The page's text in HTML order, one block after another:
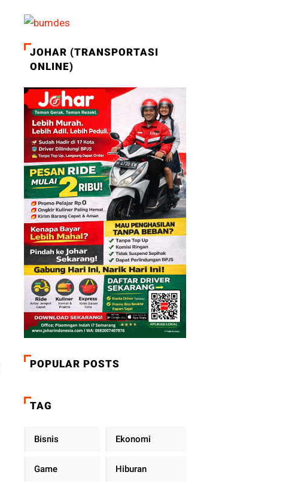
JOHAR (TRANSPORTASI
ONLINE)
POPULAR POSTS
TAG
Bisnis Ekonomi
Game Hiburan